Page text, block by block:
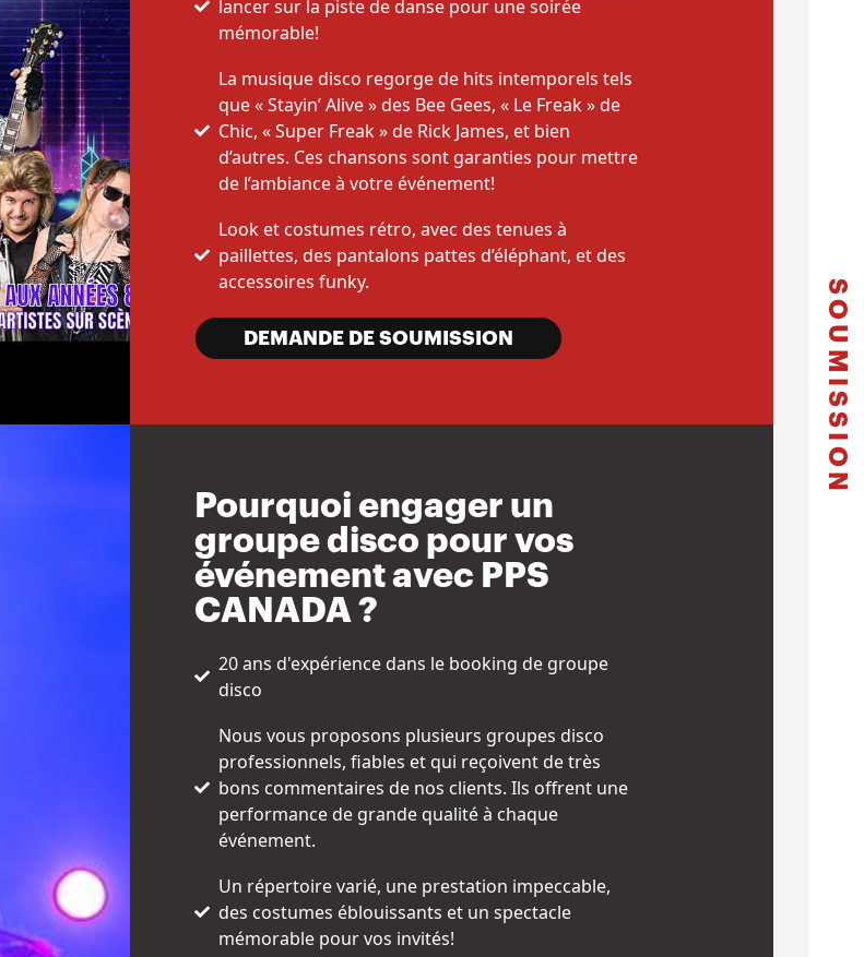
SOUMISSION
lancer sur la piste de danse pour une soirée
mémorable!
La musique disco regorge de hits intemporels tels
que « Stayin’ Alive » des Bee Gees, « Le Freak » de
Chic, « Super Freak » de Rick James, et bien
d’autres. Ces chansons sont garanties pour mettre
de l’ambiance à votre événement!
Look et costumes rétro, avec des tenues à
paillettes, des pantalons pattes d’éléphant, et des
accessoires funky.
DEMANDE DE SOUMISSION
Pourquoi engager un
groupe disco pour vos
événement avec PPS
CANADA ?
20 ans d'expérience dans le booking de groupe
disco
Nous vous proposons plusieurs groupes disco
professionnels, fiables et qui reçoivent de très
bons commentaires de nos clients. Ils offrent une
performance de grande qualité à chaque
événement.
Un répertoire varié, une prestation impeccable,
des costumes éblouissants et un spectacle
mémorable pour vos invités!